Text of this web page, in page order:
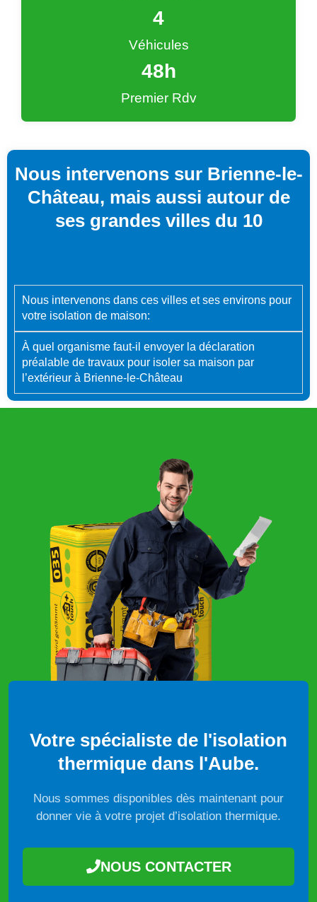
Véhicules
4
Premier Rdv
48h
Nous intervenons sur Brienne-le-
Château, mais aussi autour de
ses grandes villes du 10
Nous intervenons dans ces villes et ses environs pour
votre isolation de maison:
À quel organisme faut-il envoyer la déclaration
préalable de travaux pour isoler sa maison par
l’extérieur à Brienne-le-Château
Votre spécialiste de l'isolation
thermique dans l'Aube.
Nous sommes disponibles dès maintenant pour
donner vie à votre projet d’isolation thermique.
NOUS CONTACTER